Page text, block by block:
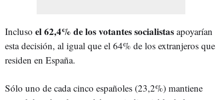
Incluso el 62,4% de los votantes socialistas apoyarían
esta decisión, al igual que el 64% de los extranjeros que
residen en España.
Sólo uno de cada cinco españoles (23,2%) mantiene